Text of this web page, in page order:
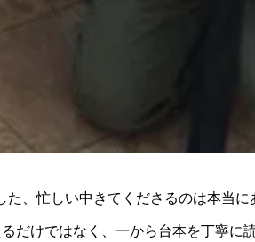
、忙しい中きてくださるのは本当に
けではなく、一から台本を丁寧に